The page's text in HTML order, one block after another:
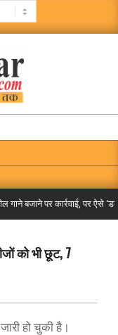
बजाने पर कार्रवाई, पर ऐसे ‘डबल
को भी छूट, 7
हो चुकी है।